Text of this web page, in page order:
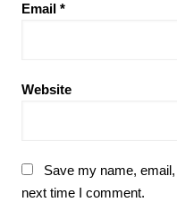
Email *
Website
Save my name,
next time I comment.